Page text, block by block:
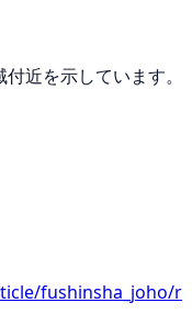
近を示しています。
fushinsha_joho/r